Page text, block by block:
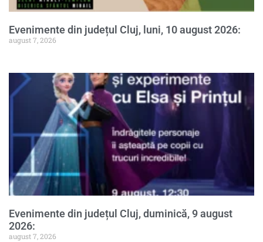
Evenimente din județul Cluj, luni, 10 august 2026:
august 7, 2026
Evenimente din județul Cluj, duminică, 9 august
2026:
august 7, 2026